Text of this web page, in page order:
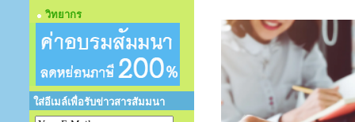
วิทยากร
ใส่อีเมล์เพื่อรับข่าวสารสัมมนา